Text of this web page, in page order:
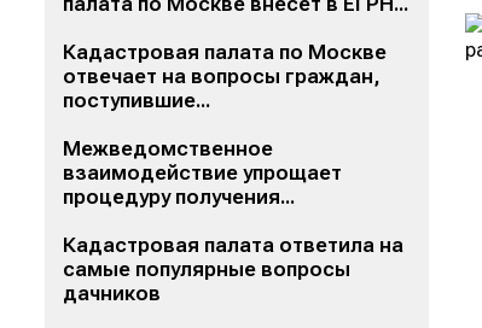
Кадастровая палата по Москве
отвечает на вопросы граждан,
поступившие...
Межведомственное
взаимодействие упрощает
процедуру получения...
Кадастровая палата ответила на
самые популярные вопросы
дачников